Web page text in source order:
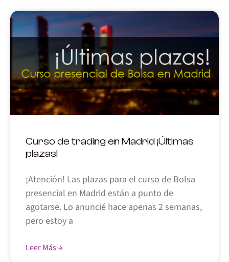
Curso de trading en Madrid ¡Últimas
plazas!
¡Atención! Las plazas para el curso de Bolsa
presencial en Madrid están a punto de
agotarse. Lo anuncié hace apenas 2 semanas,
pero estoy a
Leer Más →